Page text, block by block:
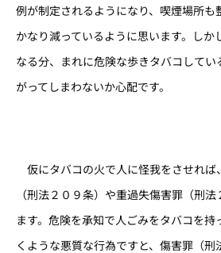
例が制定されるようになり、喫煙場所
かなり減っているように思います。しか
なる分、まれに危険な歩きタバコして
がってしまわないか心配です。
仮にタバコの火で人に怪我をさせれば
（刑法２０９条）や重過失傷害罪（刑
ます。危険を承知で人ごみをタバコを
くような悪質な行為ですと、傷害罪（刑